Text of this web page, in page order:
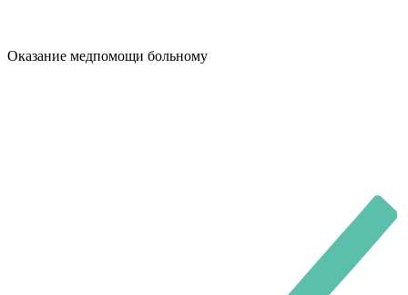
Оказание медпомощи больному